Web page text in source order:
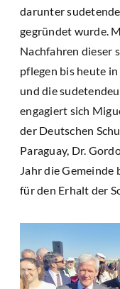
darunter
gegründet wurde.
Nachfahren dieser
pflegen bis heute
und die
engagiert sich
der Deutschen
Paraguay, Dr.
Jahr die
für den Erhalt der